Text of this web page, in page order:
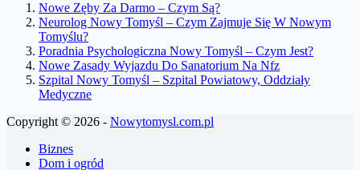
Nowe Zęby Za Darmo – Czym Są?
Neurolog Nowy Tomyśl – Czym Zajmuje Się W Nowym
Tomyślu?
Poradnia Psychologiczna Nowy Tomyśl – Czym Jest?
Nowe Zasady Wyjazdu Do Sanatorium Na Nfz
Szpital Nowy Tomyśl – Szpital Powiatowy, Oddziały
Medyczne
Copyright © 2026 - Nowytomysl.com.pl
Biznes
Dom i ogród